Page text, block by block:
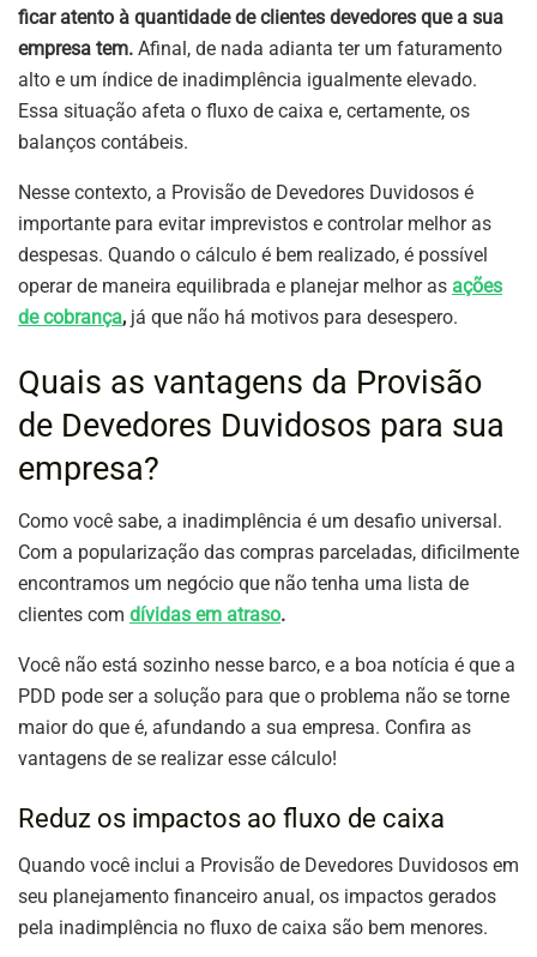
ficar atento à quantidade de clientes devedores que a sua
empresa tem. Afinal, de nada adianta ter um faturamento
alto e um índice de inadimplência igualmente elevado.
Essa situação afeta o fluxo de caixa e, certamente, os
balanços contábeis.
Nesse contexto, a Provisão de Devedores Duvidosos é
importante para evitar imprevistos e controlar melhor as
despesas. Quando o cálculo é bem realizado, é possível
operar de maneira equilibrada e planejar melhor as ações
de cobrança, já que não há motivos para desespero.
Quais as vantagens da Provisão
de Devedores Duvidosos para sua
empresa?
Como você sabe, a inadimplência é um desafio universal.
Com a popularização das compras parceladas, dificilmente
encontramos um negócio que não tenha uma lista de
clientes com dívidas em atraso.
Você não está sozinho nesse barco, e a boa notícia é que a
PDD pode ser a solução para que o problema não se torne
maior do que é, afundando a sua empresa. Confira as
vantagens de se realizar esse cálculo!
Reduz os impactos ao fluxo de caixa
Quando você inclui a Provisão de Devedores Duvidosos em
seu planejamento financeiro anual, os impactos gerados
pela inadimplência no fluxo de caixa são bem menores.